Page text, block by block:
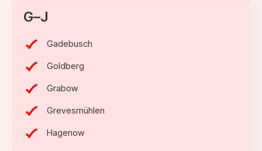
G–J
Gadebusch
Goldberg
Grabow
Grevesmühlen
Hagenow